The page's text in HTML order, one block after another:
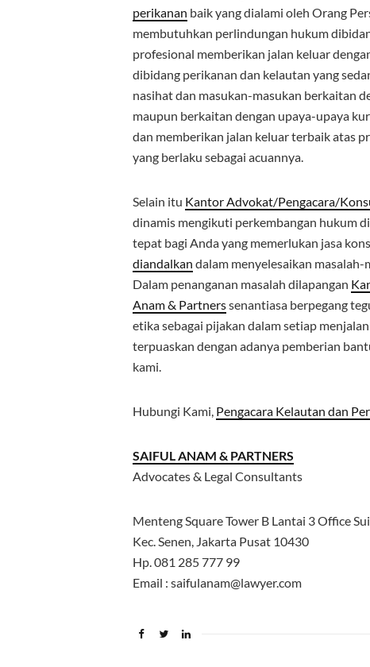
perikanan baik yang dialami oleh Orang
membutuhkan perlindungan hukum
profesional memberikan jalan keluar
dibidang perikanan dan kelautan yang
nasihat dan masukan-masukan berkaitan
maupun berkaitan dengan upaya-upaya
dan memberikan jalan keluar terbaik atas
yang berlaku sebagai acuannya.
Selain itu Kantor Advokat/Pengacara/
dinamis mengikuti perkembangan hukum
tepat bagi Anda yang memerlukan jasa
diandalkan dalam menyelesaikan
Dalam penanganan masalah dilapangan
Anam & Partnerssenantiasa berpegang
etika sebagai pijakan dalam setiap
terpuaskan dengan adanya pemberian
kami.
Hubungi Kami, Pengacara Kelautan dan
SAIFUL ANAM & PARTNERS
Advocates & Legal Consultants
Menteng Square Tower B Lantai 3 Office
Kec. Senen, Jakarta Pusat 10430
Hp. 081 285 777 99
Email : saifulanam@lawyer.com